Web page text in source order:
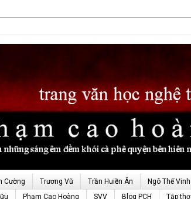
Cường Trương Vũ Trần Huiền Ân
Ngô Thế Vinh
Phạm Cao Hoàng SVV Blog PCH
Tập thơ